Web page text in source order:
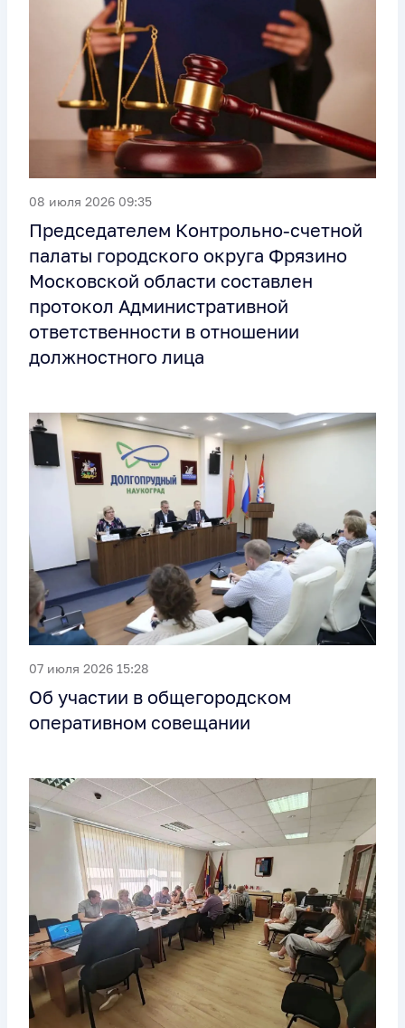
08 июля 2026 09:35
Председателем Контрольно-счетной
палаты городского округа Фрязино
Московской области составлен
протокол Административной
ответственности в отношении
должностного лица
07 июля 2026 15:28
Об участии в общегородском
оперативном совещании